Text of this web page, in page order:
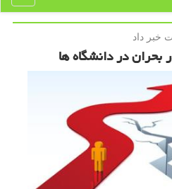
خبر داد
در دانشگاه ها